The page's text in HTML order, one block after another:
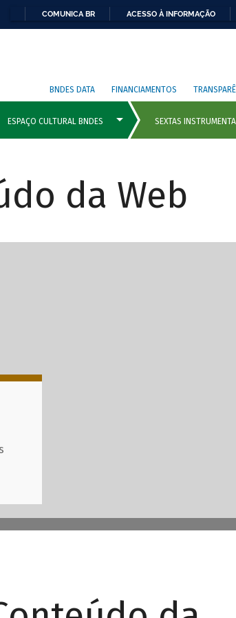
COMUNICA BR ACESSO À INFORMAÇÃO
BNDES DATA FINANCIAMENTOS
da Web
com